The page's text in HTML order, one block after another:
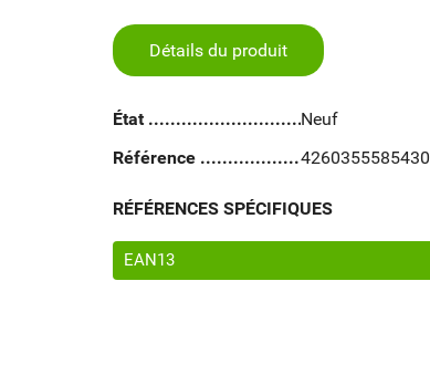
Détails du produit
État
Neuf
Référence
4260355585430
RÉFÉRENCES SPÉCIFIQUES
EAN13